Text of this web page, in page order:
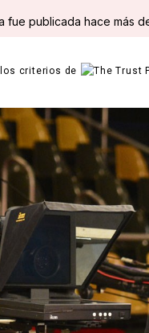
fue publicada hace más
criterios de